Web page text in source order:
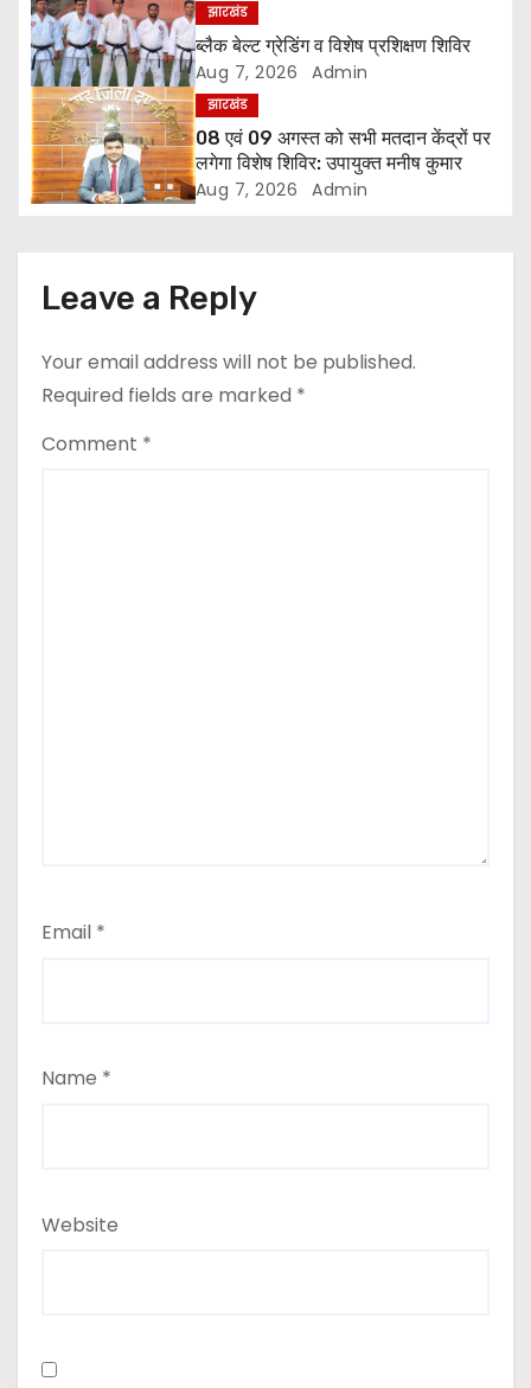
i
g
a
t
o
n
झारखंड
ब्लैक बेल्ट ग्रेडिंग व विशेष प्रशिक्षण शिविर
Aug 7, 2026 Admin
झारखंड
08 एवं 09 अगस्त को सभी मतदान केंद्रों पर
लगेगा विशेष शिविर: उपायुक्त मनीष कुमार
Aug 7, 2026 Admin
Leave a Reply
Your email address will not be published.
Required fields are marked *
Comment *
Email *
Name *
Website